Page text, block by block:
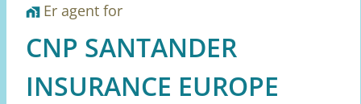
home_work Er agent for
CNP SANTANDER
INSURANCE EUROPE